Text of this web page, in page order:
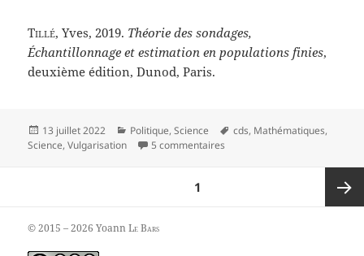
Tillé, Yves, 2019. Théorie des sondages,
Échantillonnage et estimation en populations finies,
deuxième édition, Dunod, Paris.
Publié
le
13 juillet 2022 Catégories
Politique,Science
Mots-
cds, Mathématiques,
Science,Vulgarisation 5 commentaires
1
© 2015 – 2026 YoannLe Bars